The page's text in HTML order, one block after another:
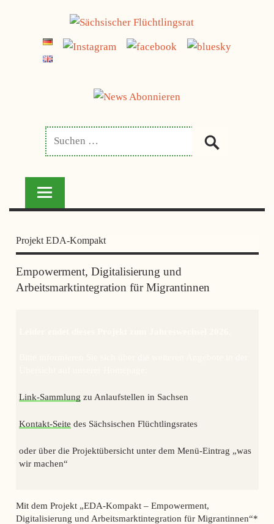
FLÜCHTLINGSRAT
Projekt EDA-Kompakt
Empowerment, Digitalisierung und
Arbeitsmarktintegration für Migrantinnen
Link-Sammlung zu Anlaufstellen in Sachsen
Kontakt-Seite des Sächsischen Flüchtlingsrates
oder über die Projektübersicht unter dem Menü-Eintrag „was
wir machen“
Mit dem Projekt „EDA-Kompakt – Empowerment,
Digitalisierung und Arbeitsmarktintegration für Migrantinnen“*